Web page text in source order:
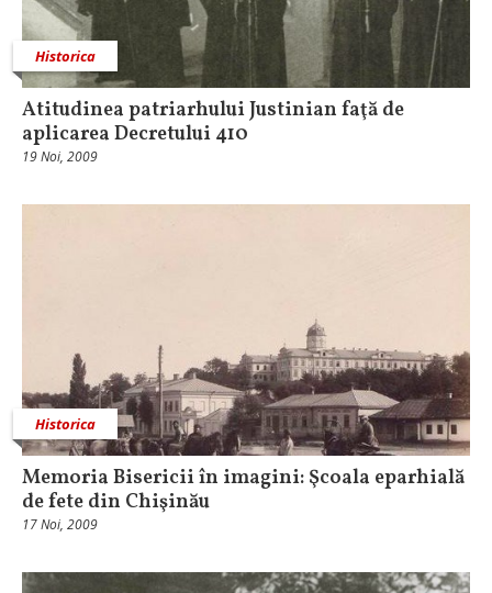
Historica
Atitudinea patriarhului Justinian faţă de
aplicarea Decretului 410
19 Noi, 2009
Historica
Memoria Bisericii în imagini: Şcoala eparhială
de fete din Chişinău
17 Noi, 2009